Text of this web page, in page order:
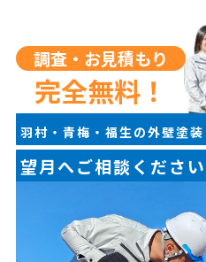
調査・お見積もり
完全無料！
羽村・青梅・福生の外壁塗
望月へご相談ください